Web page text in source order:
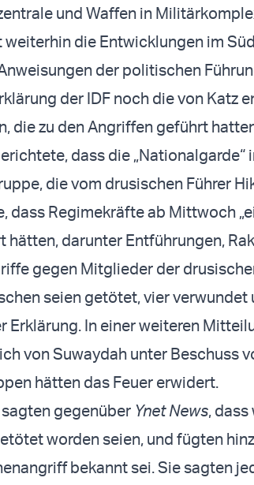
und Waffen in
weiterhin die Entwicklungen im
der politischen
der IDF noch die von Katz
die zu den Angriffen geführt
dass die „Nationalgarde“
die vom drusischen Führer
dass Regimekräfte ab Mittwoch
hätten, darunter Entführungen,
gegen Mitglieder der
seien getötet, vier
Erklärung. In einer weiteren
von Suwaydah unter Beschuss
hätten das Feuer erwidert.
gegenüber Ynet News,
worden seien, und fügten
bekannt sei. Sie sagten